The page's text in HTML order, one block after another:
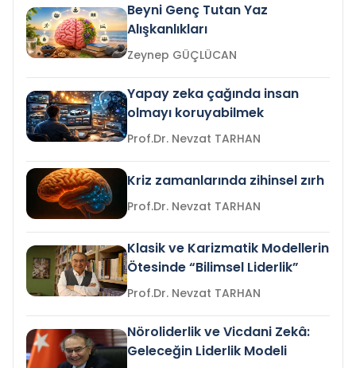
Beyni Genç Tutan Yaz
Alışkanlıkları
Zeynep GÜÇLÜCAN
Yapay zeka çağında insan
olmayı koruyabilmek
Prof.Dr. Nevzat TARHAN
Kriz zamanlarında zihinsel zırh
Prof.Dr. Nevzat TARHAN
Klasik ve Karizmatik Modellerin
Ötesinde “Bilimsel Liderlik”
Prof.Dr. Nevzat TARHAN
Nöroliderlik ve Vicdani Zekâ:
Geleceğin Liderlik Modeli